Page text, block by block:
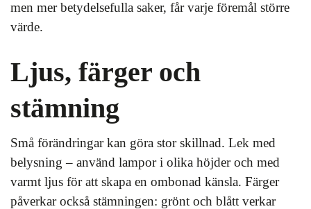
men mer betydelsefulla saker, får varje föremål större
värde.
Ljus, färger och
stämning
Små förändringar kan göra stor skillnad. Lek med
belysning – använd lampor i olika höjder och med
varmt ljus för att skapa en ombonad känsla. Färger
påverkar också stämningen: grönt och blått verkar